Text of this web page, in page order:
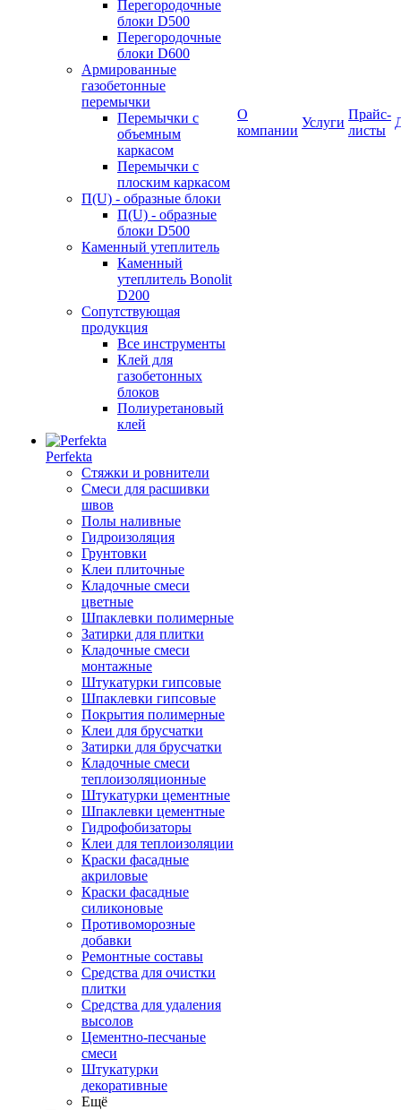
Перегородочные
блоки D500
Перегородочные
блоки D600
Армированные
газобетонные
перемычки
Перемычки с
объемным
каркасом
Перемычки с
плоским каркасом
П(U) - образные блоки
П(U) - образные
блоки D500
Каменный утеплитель
Каменный
утеплитель Bonolit
D200
Сопутствующая
продукция
Все инструменты
Клей для
газобетонных
блоков
Полиуретановый
клей
Perfekta
Стяжки и ровнители
Смеси для расшивки
швов
Полы наливные
Гидроизоляция
Грунтовки
Клеи плиточные
Кладочные смеси
цветные
Шпаклевки полимерные
Затирки для плитки
Кладочные смеси
монтажные
Штукатурки гипсовые
Шпаклевки гипсовые
Покрытия полимерные
Клеи для брусчатки
Затирки для брусчатки
Кладочные смеси
теплоизоляционные
Штукатурки цементные
Шпаклевки цементные
Гидрофобизаторы
Клеи для теплоизоляции
Краски фасадные
акриловые
Краски фасадные
силиконовые
Противоморозные
добавки
Ремонтные составы
Средства для очистки
плитки
Средства для удаления
высолов
Цементно-песчаные
смеси
Штукатурки
декоративные
Ещё
О
компании
Услуги
Прайс-
листы